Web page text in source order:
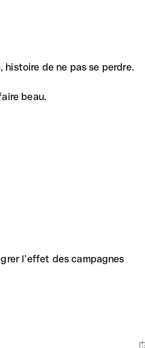
histoire de ne pas se perdre.
beau.
l’effet des campagnes